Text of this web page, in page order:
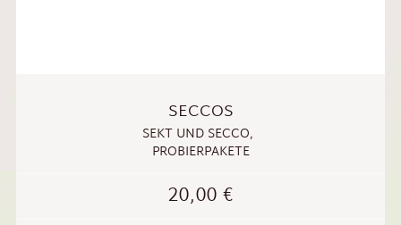
SECCOS
SEKT UND SECCO,
PROBIERPAKETE
20,00€